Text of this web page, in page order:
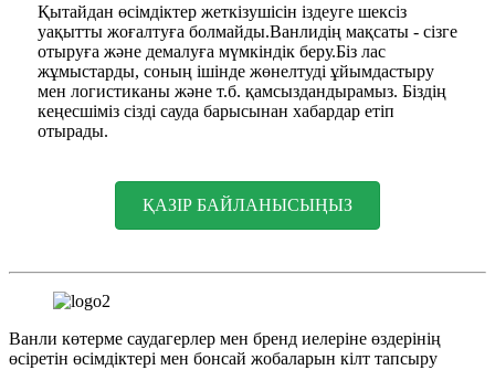
Қытайдан өсімдіктер жеткізушісін іздеуге шексіз
уақытты жоғалтуға болмайды.Ванлидің мақсаты - сізге
отыруға және демалуға мүмкіндік беру.Біз лас
жұмыстарды, соның ішінде жөнелтуді ұйымдастыру
мен логистиканы және т.б. қамсыздандырамыз. Біздің
кеңесшіміз сізді сауда барысынан хабардар етіп
отырады.
ҚАЗІР БАЙЛАНЫСЫҢЫЗ
Ванли көтерме саудагерлер мен бренд иелеріне өздерінің
өсіретін өсімдіктері мен бонсай жобаларын кілт тапсыру